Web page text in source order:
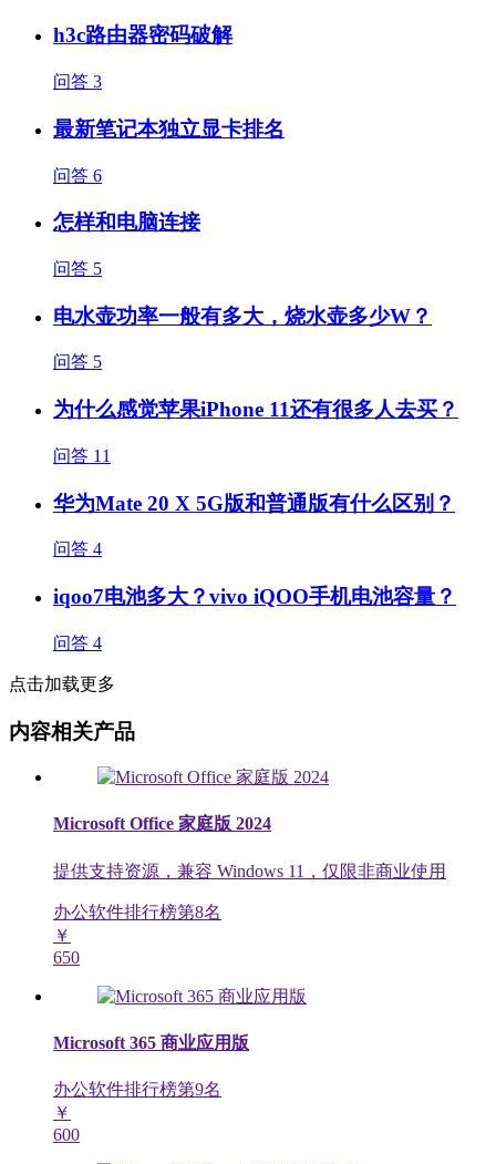
h3c路由器密码破解
问答 3
最新笔记本独立显卡排名
问答 6
怎样和电脑连接
问答 5
电水壶功率一般有多大，烧水壶多少W？
问答 5
为什么感觉苹果iPhone 11还有很多人去买？
问答 11
华为Mate 20 X 5G版和普通版有什么区别？
问答 4
iqoo7电池多大？vivo iQOO手机电池容量？
问答 4
点击加载更多
内容相关产品
Microsoft Office 家庭版 2024
提供支持资源，兼容 Windows 11，仅限非商业使用
办公软件排行榜第8名
￥
650
Microsoft 365 商业应用版
办公软件排行榜第9名
￥
600